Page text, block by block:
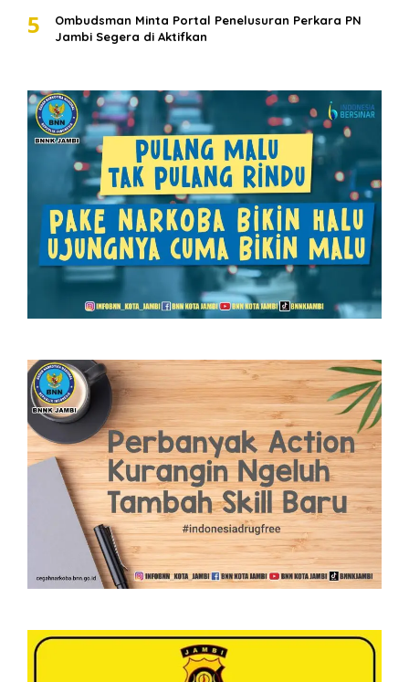
5
Ombudsman Minta Portal Penelusuran Perkara PN
Jambi Segera di Aktifkan